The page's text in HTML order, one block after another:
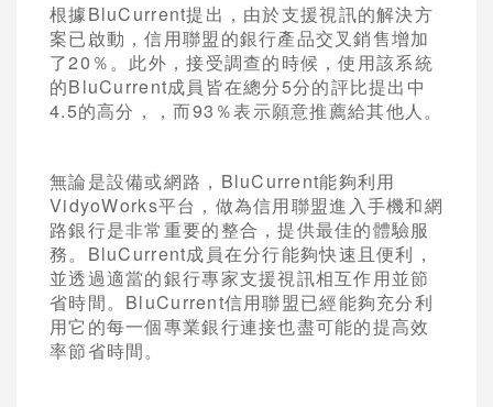
根據BluCurrent提出，由於支援視訊的解決方
案已啟動，信用聯盟的銀行產品交叉銷售增加
了20％。此外，接受調查的時候，使用該系統
的BluCurrent成員皆在總分5分的評比提出中
4.5的高分，，而93％表示願意推薦給其他人。
無論是設備或網路，BluCurrent能夠利用
VidyoWorks平台，做為信用聯盟進入手機和網
路銀行是非常重要的整合，提供最佳的體驗服
務。BluCurrent成員在分行能夠快速且便利，
並透過適當的銀行專家支援視訊相互作用並節
省時間。BluCurrent信用聯盟已經能夠充分利
用它的每一個專業銀行連接也盡可能的提高效
率節省時間。